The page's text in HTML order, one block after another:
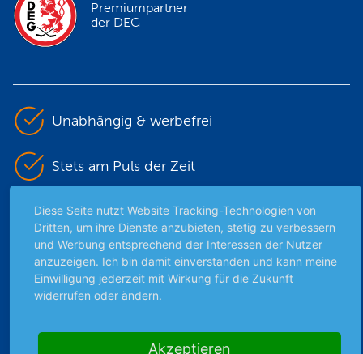
Premiumpartner
der DEG
Unabhängig & werbefrei
Stets am Puls der Zeit
Schutz persönlicher Daten
Sicher mit SSL-Verschlüsselung
Diese Seite nutzt Website Tracking-Technologien von
Dritten, um ihre Dienste anzubieten, stetig zu verbessern
und Werbung entsprechend der Interessen der Nutzer
anzuzeigen. Ich bin damit einverstanden und kann meine
Einwilligung jederzeit mit Wirkung für die Zukunft
widerrufen oder ändern.
Akzeptieren